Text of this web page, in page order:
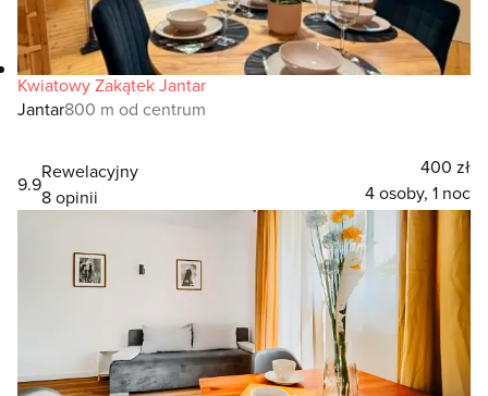
Kwiatowy Zakątek Jantar
Jantar800 m od centrum
9.9
Rewelacyjny
8 opinii
400 zł
4 osoby, 1 noc